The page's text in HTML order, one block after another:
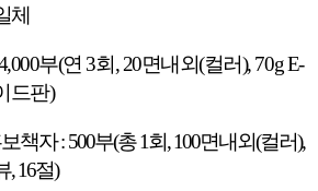
체
부(연 3회 , 20면내외(컬러), 70g E-
드판)
책자:500부(총1회, 100면내외(컬러),
, 16절)